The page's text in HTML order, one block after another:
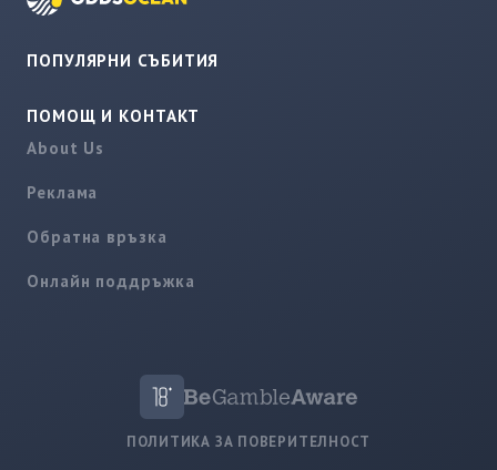
ПОПУЛЯРНИ СЪБИТИЯ
ПОМОЩ И КОНТАКТ
About Us
Реклама
Обратна връзка
Онлайн поддръжка
ПОЛИТИКА ЗА ПОВЕРИТЕЛНОСТ